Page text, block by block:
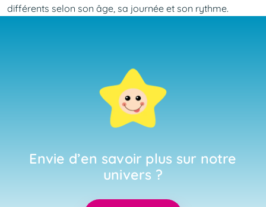
différents selon son âge, sa journée et son rythme.
Envie d’en savoir plus sur notre
univers ?